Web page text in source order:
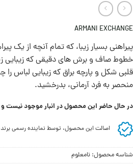
ARMANI EXCHANGE
پیراهنی بسیار زیبا، که تمام آنچه از یک
خطوط صاف و برش های دقيقی که زیبایی
قلبی شکل و پارچه براق که زیبایی لباس را
منحصر به فرد آرمانی، بدرخشید.
در حال حاضر این محصول در انبار موجود نیست
اصالت این محصول، توسط نماینده رسمی
شناسه محصول: نامعلوم